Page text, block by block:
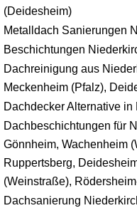
(Deidesheim)
Metalldach Sanierungen
Beschichtungen
Dachreinigung aus
Meckenheim (Pfalz),
Dachdecker Alternative
Dachbeschichtungen für
Gönnheim, Wachenheim
Ruppertsberg,
(Weinstraße),
Dachsanierung